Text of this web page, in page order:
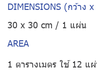
DIMENSIONS (กว้าง
30 x 30 cm / 1 แผ่น
AREA
1 ตารางเมตร ใช้ 12 แ